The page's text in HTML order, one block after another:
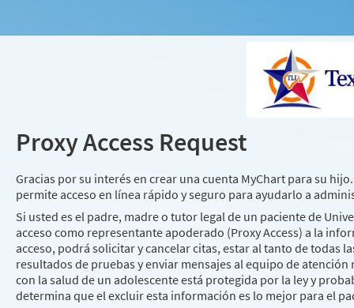
Proxy Access Request
Gracias por su interés en crear una cuenta MyChart para su
permite acceso en línea rápido y seguro para ayudarlo a
Si usted es el padre, madre o tutor legal de un paciente de
acceso como representante apoderado (Proxy Access) a la
acceso, podrá solicitar y cancelar citas, estar al tanto de todas
resultados de pruebas y enviar mensajes al equipo de
con la salud de un adolescente está protegida por la ley y
determina que el excluir esta información es lo mejor para el